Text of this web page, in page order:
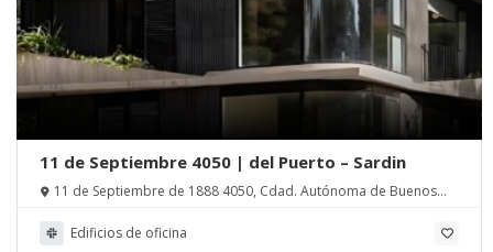
11 de Septiembre 4050 | del Puerto – Sardin
11 de Septiembre de 1888 4050, Cdad. Autónoma de Buenos
Edificios de oficina